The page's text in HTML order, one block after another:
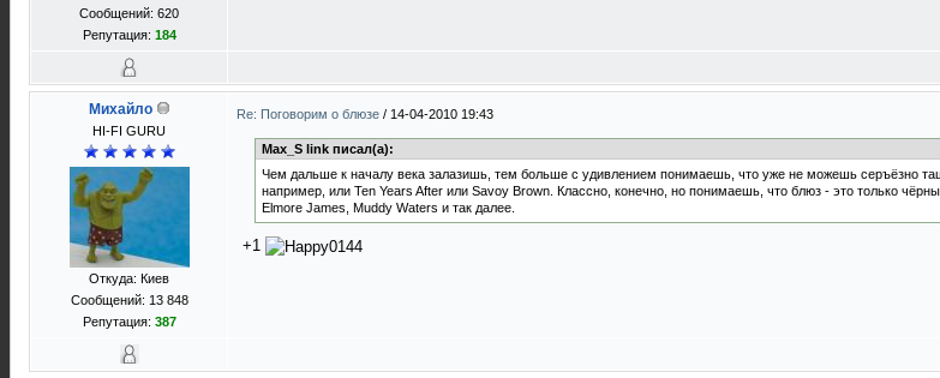
Сообщений: 620
Репутация: 184
Михайло
HI-FI GURU
Откуда: Киев
Сообщений: 13 848
Репутация: 387
Re: Поговорим о блюзе / 14-04-2010 19:43
Max_S link писал(а):
Чем дальше к началу века залазишь, тем больше с удивлением понимаешь, что уже не можешь серъёзно
например, или Ten Years After или Savoy Brown. Классно, конечно, но понимаешь, что блюз - это только
Elmore James, Muddy Waters и так далее.
+1